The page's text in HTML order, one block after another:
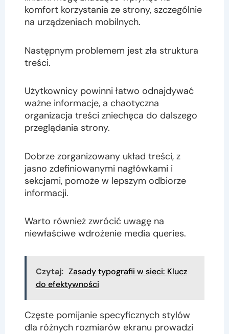
komfort korzystania ze strony, szczególnie
na urządzeniach mobilnych.
Następnym problemem jest zła struktura
treści.
Użytkownicy powinni łatwo odnajdywać
ważne informacje, a chaotyczna
organizacja treści zniechęca do dalszego
przeglądania strony.
Dobrze zorganizowany układ treści, z
jasno zdefiniowanymi nagłówkami i
sekcjami, pomoże w lepszym odbiorze
informacji.
Warto również zwrócić uwagę na
niewłaściwe wdrożenie media queries.
Czytaj: Zasady typografii w sieci: Klucz
do efektywności
Częste pomijanie specyficznych stylów
dla różnych rozmiarów ekranu prowadzi